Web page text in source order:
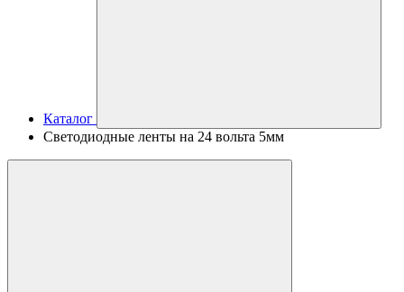
Каталог
Светодиодные ленты на 24 вольта 5мм